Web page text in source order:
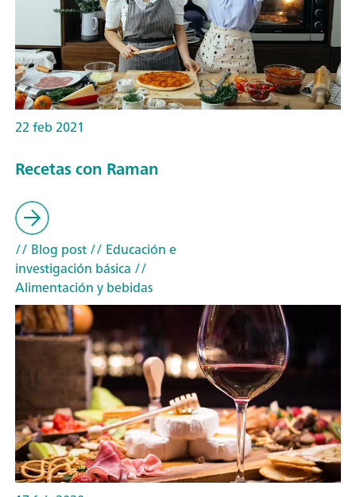
22 feb 2021
Recetas con Raman
// Blog post// Educación e
investigación básica //
Alimentación y bebidas